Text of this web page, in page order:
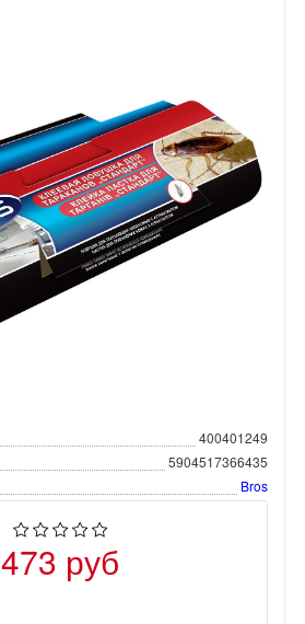
400401249
5904517366435
Bros
473 руб